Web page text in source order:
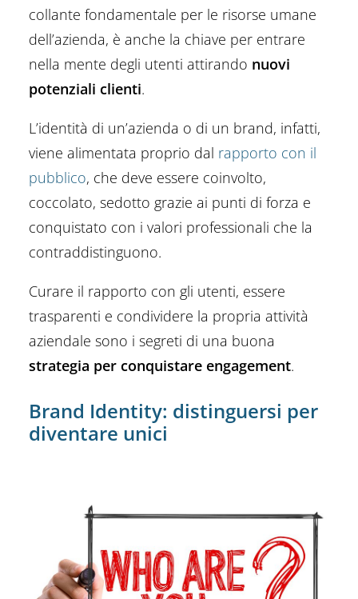
collante fondamentale per le risorse umane
dell’azienda, è anche la chiave per entrare
nella mente degli utenti attirando nuovi
potenziali clienti.
L’identità di un’azienda o di un brand, infatti,
viene alimentata proprio dal rapporto con il
pubblico, che deve essere coinvolto,
coccolato, sedotto grazie ai punti di forza e
conquistato con i valori professionali che la
contraddistinguono.
Curare il rapporto con gli utenti, essere
trasparenti e condividere la propria attività
aziendale sono i segreti di una buona
strategia per conquistare engagement.
Brand Identity: distinguersi per
diventare unici